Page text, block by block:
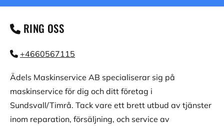
 RING OSS
 +4660567115
Ädels Maskinservice AB specialiserar sig på
maskinservice för dig och ditt företag i
Sundsvall/Timrå. Tack vare ett brett utbud av tjänster
inom reparation, försäljning, och service av